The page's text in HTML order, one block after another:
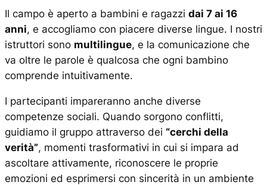
Il campo è aperto a bambini e ragazzi dai 7 ai 16
anni, e accogliamo con piacere diverse lingue. I nostri
istruttori sono multilingue, e la comunicazione che
va oltre le parole è qualcosa che ogni bambino
comprende intuitivamente.
I partecipanti impareranno anche diverse
competenze sociali. Quando sorgono conflitti,
guidiamo il gruppo attraverso dei “cerchi della
verità”, momenti trasformativi in cui si impara ad
ascoltare attivamente, riconoscere le proprie
emozioni ed esprimersi con sincerità in un ambiente